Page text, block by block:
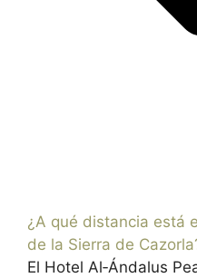
¿A qué distancia está
de la Sierra de
El Hotel Al‑Ándalus